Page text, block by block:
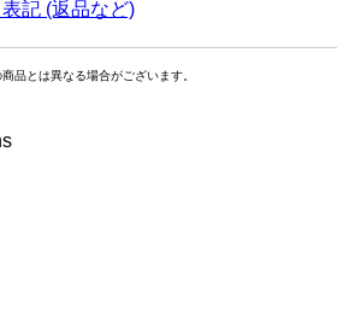
記 (返品など)
品とは異なる場合がございます。